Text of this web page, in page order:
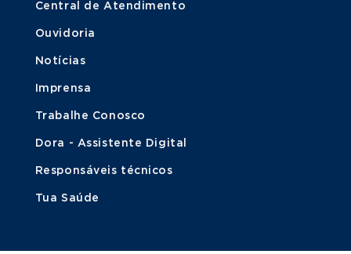
Central de Atendimento
Ouvidoria
Notícias
Imprensa
Trabalhe Conosco
Dora - Assistente Digital
Responsáveis técnicos
Tua Saúde